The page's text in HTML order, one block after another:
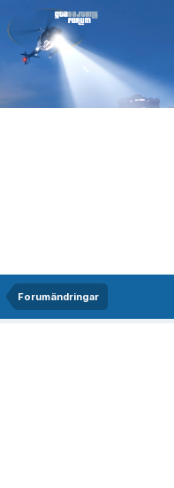
Forumändringar